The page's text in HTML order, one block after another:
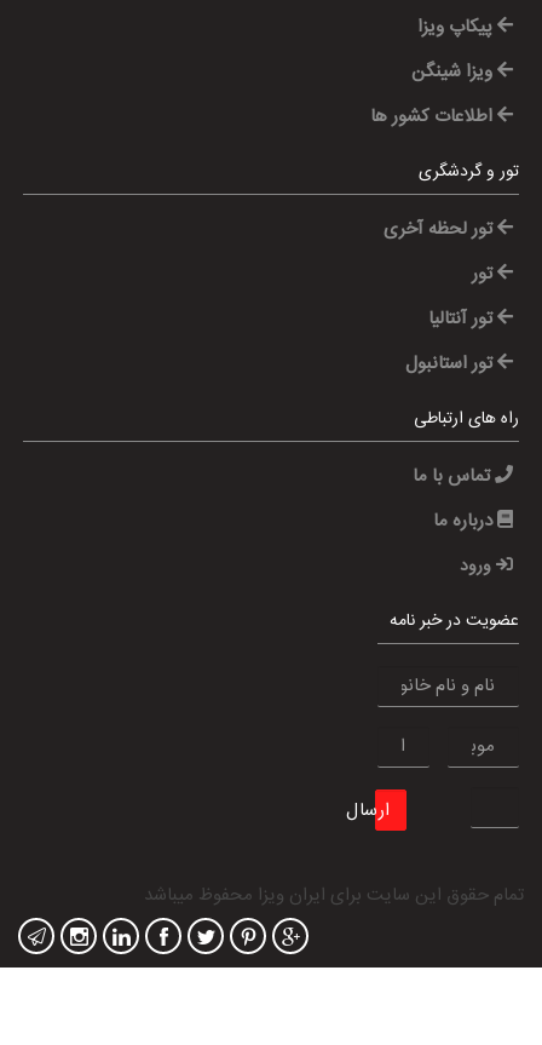
پیکاپ ویزا
ویزا شینگن
اطلاعات کشور ها
تور و گردشگری
تور لحظه آخری
تور
تور آنتالیا
تور استانبول
راه های ارتباطی
تماس با ما
درباره ما
ورود
عضویت در خبر نامه
ارسال
تمام حقوق این سایت برای ایران ویزا محفوظ میباشد